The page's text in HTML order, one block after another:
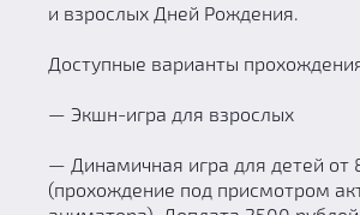
и взрослых Дней Рождения.
Доступные варианты
— Экшн-игра для взрослых
— Динамичная игра для детей от
(прохождение под присмотром